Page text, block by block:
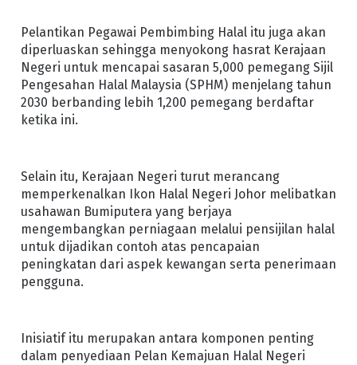
Pelantikan Pegawai Pembimbing Halal itu juga akan
diperluaskan sehingga menyokong hasrat Kerajaan
Negeri untuk mencapai sasaran 5,000 pemegang Sijil
Pengesahan Halal Malaysia (SPHM) menjelang tahun
2030 berbanding lebih 1,200 pemegang berdaftar
ketika ini.
Selain itu, Kerajaan Negeri turut merancang
memperkenalkan Ikon Halal Negeri Johor melibatkan
usahawan Bumiputera yang berjaya
mengembangkan perniagaan melalui pensijilan halal
untuk dijadikan contoh atas pencapaian
peningkatan dari aspek kewangan serta penerimaan
pengguna.
Inisiatif itu merupakan antara komponen penting
dalam penyediaan Pelan Kemajuan Halal Negeri